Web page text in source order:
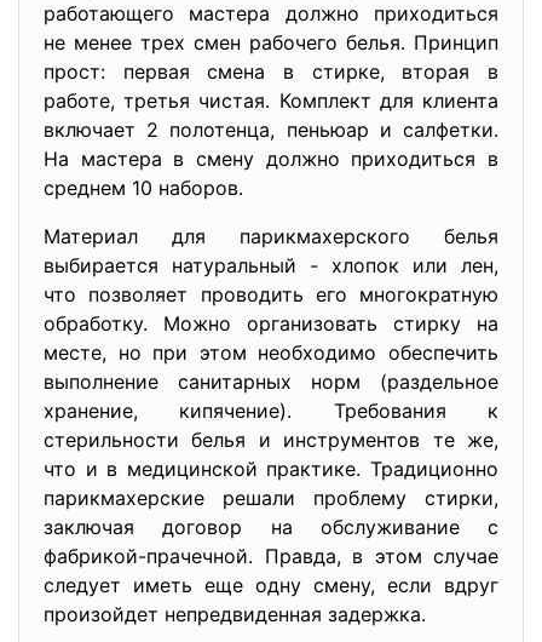
работающего мастера должно приходиться
не менее трех смен рабочего белья. Принцип
прост: первая смена в стирке, вторая в
работе, третья чистая. Комплект для клиента
включает 2 полотенца, пеньюар и салфетки.
На мастера в смену должно приходиться в
среднем 10 наборов.
Материал для парикмахерского белья
выбирается натуральный - хлопок или лен,
что позволяет проводить его многократную
обработку. Можно организовать стирку на
месте, но при этом необходимо обеспечить
выполнение санитарных норм (раздельное
хранение, кипячение). Требования к
стерильности белья и инструментов те же,
что и в медицинской практике. Традиционно
парикмахерские решали проблему стирки,
заключая договор на обслуживание с
фабрикой-прачечной. Правда, в этом случае
следует иметь еще одну смену, если вдруг
произойдет непредвиденная задержка.